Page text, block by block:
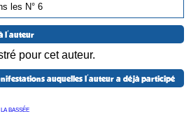
• En 2018 : Publication dans les N° 6
l'auteur
pour cet auteur.
auquelles l'auteur a déjà participé
LA BASSÉE